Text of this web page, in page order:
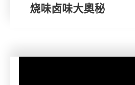
烧味卤味大奧秘